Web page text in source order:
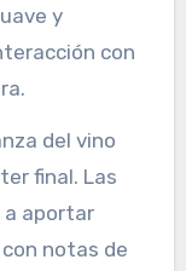
y
con
del vino
final. Las
a aportar
notas de